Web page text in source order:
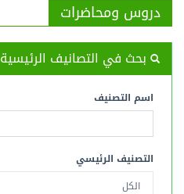
دروس ومحاضرات
بحث في التصانيف الرئيسية
اسم التصنيف
التصنيف الرئيسي